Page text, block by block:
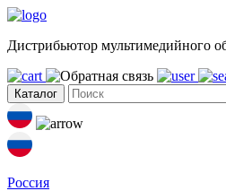
Дистрибьютор мультимедийного
Каталог
Россия